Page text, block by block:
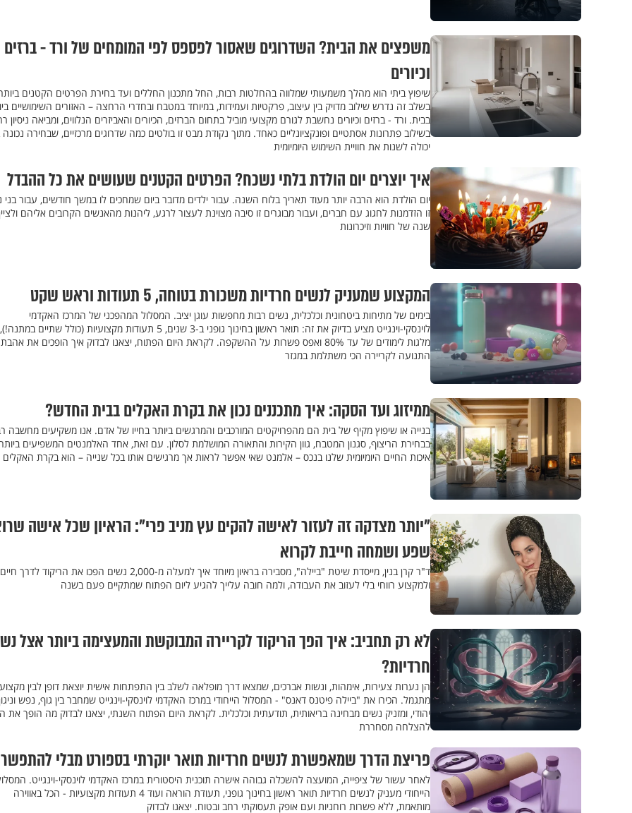
משפצים את הבית? השדרוגים שאסור לפספס לפי המומחים של ורד - ברזים
וכיורים
שיפוץ ביתי הוא מהלך משמעותי שמלווה בהחלטות רבות, החל מתכנון החללים ועד בחירת הפרטים הקטנים
בשלב זה נדרש שילוב מדויק בין עיצוב, פרקטיות ועמידות, במיוחד במטבח ובחדרי הרחצה – האזורים השימושיים
בבית. ורד - ברזים וכיורים נחשבת לגורם מקצועי מוביל בתחום הברזים, הכיורים והאביזרים הנלווים, ומביאה ניסיון
בשילוב פתרונות אסתטיים ופונקציונליים כאחד. מתוך נקודת מבט זו בולטים כמה שדרוגים מרכזיים, שבחירה
יכולה לשנות את חוויית השימוש היומיומית
איך יוצרים יום הולדת בלתי נשכח? הפרטים הקטנים שעושים את כל ההבדל
יום הולדת הוא הרבה יותר מעוד תאריך בלוח השנה. עבור ילדים מדובר ביום שמחכים לו במשך חודשים, עבור בני
זו הזדמנות לחגוג עם חברים, ועבור מבוגרים זו סיבה מצוינת לעצור לרגע, ליהנות מהאנשים הקרובים אליהם
שנה של חוויות וזיכרונות
המקצוע שמעניק לנשים חרדיות משכורת בטוחה, 5 תעודות וראש שקט
בימים של מתיחות ביטחונית וכלכלית, נשים רבות מחפשות עוגן יציב. המסלול המהפכני של המרכז האקדמי
לוינסקי-וינגייט מציע בדיוק את זה: תואר ראשון בחינוך גופני ב-3 שנים, 5 תעודות מקצועיות (כולל שתיים במתנה!),
מלגות לימודים של עד 80% ואפס פשרות על ההשקפה. לקראת היום הפתוח, יצאנו לבדוק איך הופכים את אהבת
התנועה לקריירה הכי משתלמת במגזר
ממיזוג ועד הסקה: איך מתכננים נכון את בקרת האקלים בבית החדש?
בנייה או שיפוץ מקיף של בית הם מהפרויקטים המורכבים והמרגשים ביותר בחייו של אדם. אנו משקיעים מחשבה
בבחירת הריצוף, סגנון המטבח, גוון הקירות והתאורה המושלמת לסלון. עם זאת, אחד האלמנטים המשפיעים
איכות החיים היומיומית שלנו בנכס – אלמנט שאי אפשר לראות אך מרגישים אותו בכל שנייה – הוא בקרת האקלים
"יותר מצדקה זה לעזור לאישה להקים עץ מניב פרי": הראיון שכל אישה
שפע ושמחה חייבת לקרוא
ד"ר קרן בנין, מייסדת שיטת "ביילה", מסבירה בראיון מיוחד איך למעלה מ-2,000 נשים הפכו את הריקוד לדרך חיים
ולמקצוע רווחי בלי לעזוב את העבודה, ולמה חובה עלייך להגיע ליום הפתוח שמתקיים פעם בשנה
לא רק תחביב: איך הפך הריקוד לקריירה המבוקשת והמעצימה ביותר אצל
חרדיות?
הן נערות צעירות, אימהות, ונשות אברכים, שמצאו דרך מופלאה לשלב בין התפתחות אישית יוצאת דופן לבין מקצוע
מתגמל. הכירו את "ביילה פיטנס דאנס" - המסלול הייחודי במרכז האקדמי לוינסקי-וינגייט שמחבר בין גוף, נפש
יהודי, ומזניק נשים מבחינה בריאותית, תודעתית וכלכלית. לקראת היום הפתוח השנתי, יצאנו לבדוק מה הופך את
להצלחה מסחררת
פריצת הדרך שמאפשרת לנשים חרדיות תואר יוקרתי בספורט מבלי להתפשר
לאחר עשור של ציפייה, המועצה להשכלה גבוהה אישרה תוכנית היסטורית במרכז האקדמי לוינסקי-וינגייט.
הייחודי מעניק לנשים חרדיות תואר ראשון בחינוך גופני, תעודת הוראה ועוד 4 תעודות מקצועיות - הכל באווירה
מותאמת, ללא פשרות רוחניות ועם אופק תעסוקתי רחב ובטוח. יצאנו לבדוק